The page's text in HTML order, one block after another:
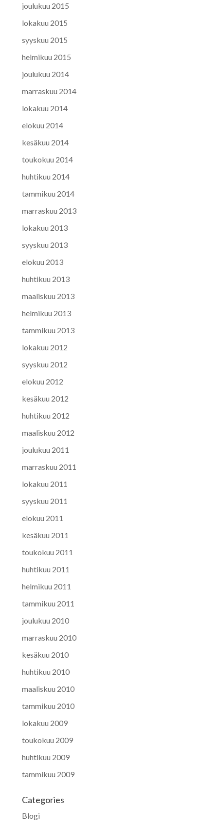
joulukuu 2015
lokakuu 2015
syyskuu 2015
helmikuu 2015
joulukuu 2014
marraskuu 2014
lokakuu 2014
elokuu 2014
kesäkuu 2014
toukokuu 2014
huhtikuu 2014
tammikuu 2014
marraskuu 2013
lokakuu 2013
syyskuu 2013
elokuu 2013
huhtikuu 2013
maaliskuu 2013
helmikuu 2013
tammikuu 2013
lokakuu 2012
syyskuu 2012
elokuu 2012
kesäkuu 2012
huhtikuu 2012
maaliskuu 2012
joulukuu 2011
marraskuu 2011
lokakuu 2011
syyskuu 2011
elokuu 2011
kesäkuu 2011
toukokuu 2011
huhtikuu 2011
helmikuu 2011
tammikuu 2011
joulukuu 2010
marraskuu 2010
kesäkuu 2010
huhtikuu 2010
maaliskuu 2010
tammikuu 2010
lokakuu 2009
toukokuu 2009
huhtikuu 2009
tammikuu 2009
Categories
Blogi